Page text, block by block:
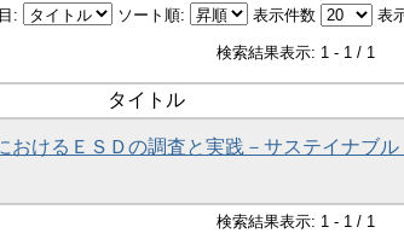
: ソート順: 表示件数 表
検索結果表示: 1 - 1 / 1
タイトル
おけるＥＳＤの調査と実践－サステイナブ
検索結果表示: 1 - 1 / 1